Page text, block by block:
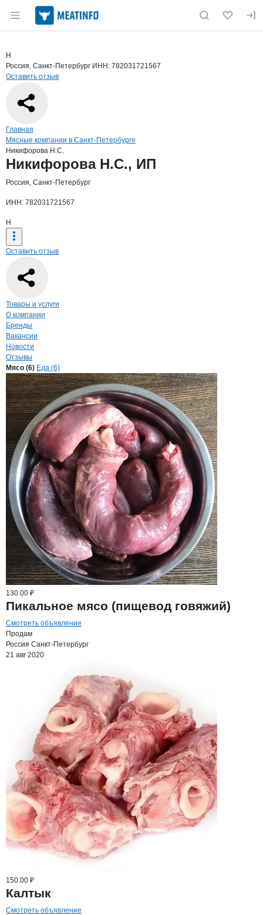
Раздел навигации по сайту meatinfo.ru
Страница компании
Страница компании
Краткая информация о компании
Н
Россия, Санкт-Петербург ИНН: 782031721567
Оставить отзыв
Навигация по сайту
Главная
Мясные компании в Санкт-Петербурге
Никифорова Н.С.
Основная информация о компании
Никифорова Н.С., ИП
Россия, Санкт-Петербург
ИНН: 782031721567
Н
Оставить отзыв
Навигация по странице
Товары и услуги
О компании
Бренды
Вакансии
Новости
Отзывы
ПродукцияНикифорова Н.С., ИП
Навигация по продуктам
Мясо (6) Еда (6)
130.00 ₽
Пикальное мясо (пищевод говяжий)
Смотреть объявление
Продам
Россия Санкт-Петербург
21 авг 2020
150.00 ₽
Калтык
Смотреть объявление